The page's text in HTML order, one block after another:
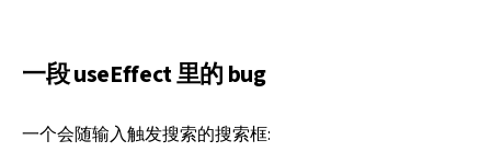
一段 useEffect 里的 bug
一个会随输入触发搜索的搜索框: